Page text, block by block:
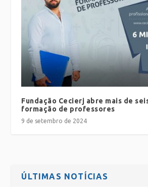
Fundação Cecierj abre mais de
formação de professores
9 de setembro de 2024
ÚLTIMAS NOTÍCIAS